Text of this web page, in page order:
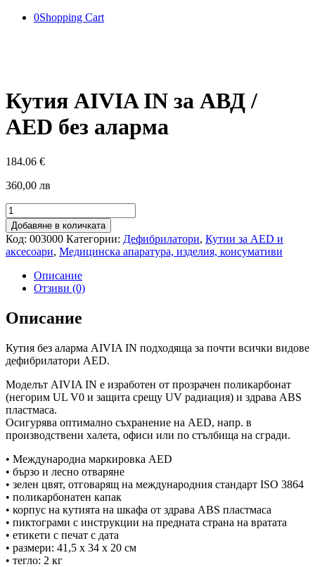
0Shopping Cart
Кутия AIVIA IN за АВД /
AED без аларма
184.06 €
360,00 лв
количество
за
Кутия
AIVIA
IN
АВД
AED
без
Добавяне в количката
Код: 003000 Категории: Дефибрилатори, Кутии за AED и
аксесоари, Медицинска апаратура, изделия, консумативи
Описание
Отзиви (0)
Описание
Кутия без аларма AIVIA IN подходяща за почти всички видове
дефибрилатори AED.
Моделът AIVIA IN е изработен от прозрачен поликарбонат
(негорим UL V0 и защита срещу UV радиация) и здрава ABS
пластмаса.
Осигурява оптимално съхранение на AED, напр. в
производствени халета, офиси или по стълбища на сгради.
• Международна маркировка AED
• бързо и лесно отваряне
• зелен цвят, отговарящ на международния стандарт ISO 3864
• поликарбонатен капак
• корпус на кутията на шкафа от здрава ABS пластмаса
• пиктограми с инструкции на предната страна на вратата
• етикети с печат с дата
• размери: 41,5 x 34 х 20 см
• тегло: 2 кг